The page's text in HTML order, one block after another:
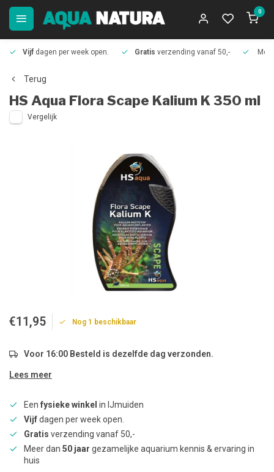
0
Vijf dagen per week open. Gratis verzending vanaf 50,-
Terug
HS Aqua Flora Scape Kalium K 350 ml
Vergelijk
€11,95 Nog 1 beschikbaar
Voor 16:00 Besteld is dezelfde dag verzonden.
Lees meer
Een fysieke winkel in IJmuiden
Vijfdagen per week open.
Gratis verzending vanaf 50,-
Meer dan 50 jaar gezamelijke aquarium kennis & ervaring in
huis